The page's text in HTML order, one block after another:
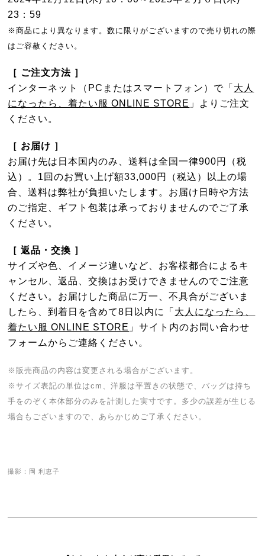
23：59
※商品により異なります。数に限りがございますので売り切れの際
はご容赦ください。
［ ご注文方法 ］
インターネット（PCまたはスマートフォン）で「 大人
になったら、着たい服 ONLINE STORE 」よりご注文
ください。
［ お届け ］
お届け先は日本国内のみ、送料は全国一律900円（税
込）。1回のお買い上げ額33,000円（税込）以上の場
合、送料は弊社が負担いたします。お届け日時や方法
のご指定、ギフト包装は承っておりませんのでご了承
ください。
［ 返品・交換 ］
サイズや色、イメージ違いなど、お客様都合によるキ
ャンセル、返品、交換はお受けできませんのでご注意
ください。お届けした商品に万一、不具合がございま
したら、到着日を含めて8日以内に「 大人になったら、
着たい服 ONLINE STORE 」サイト内のお問い合わせ
フォームからご連絡ください。
※販売商品の内容は変更される場合がございます。
※サイズ表記の単位はcm、洋服は平置きの状態で、バッグは持ち
手をのぞく本体部分のみを計測した実寸です。多少の誤差が生じる
場合もございますので、あらかじめご了承ください。
撮影：岡 利恵子